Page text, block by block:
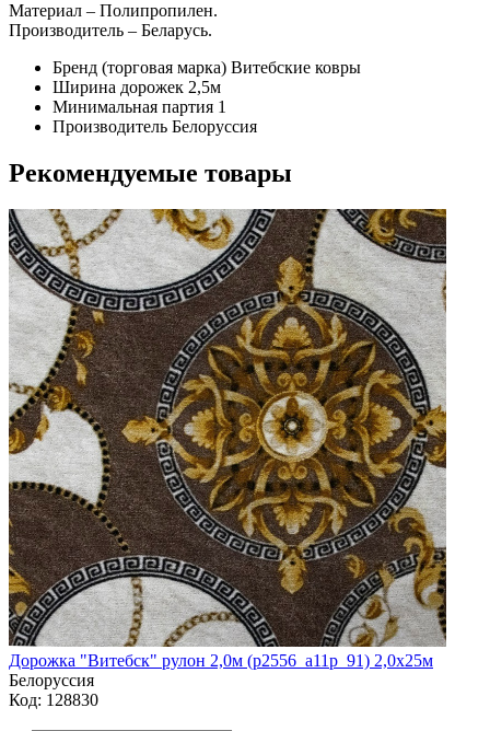
Материал – Полипропилен.
Производитель – Беларусь.
Бренд (торговая марка) Витебские ковры
Ширина дорожек 2,5м
Минимальная партия 1
Производитель Белоруссия
Рекомендуемые товары
Дорожка "Витебск" рулон 2,0м (p2556_a11p_91) 2,0х25м
Белоруссия
Код: 128830